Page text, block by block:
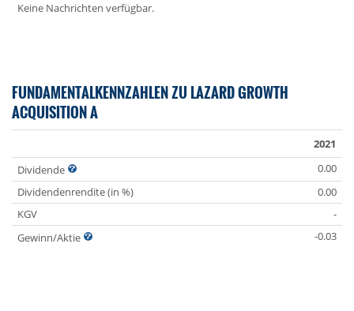
Keine Nachrichten verfügbar.
FUNDAMENTALKENNZAHLEN ZU LAZARD GROWTH
ACQUISITION A
2021
Dividende
0.00
Dividendenrendite (in %)
0.00
KGV
-
Gewinn/Aktie
-0.03